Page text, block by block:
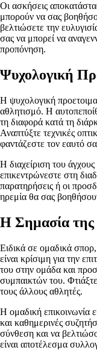
Οι ασκήσεις
μπορούν να σας
βελτιώσετε την
σας να μπορεί να
προπόνηση.
Ψυχολογική
Η ψυχολογική
αθλητισμό. Η
τη διαφορά κατά τη
Αναπτύξτε τεχνικές
φαντάζεστε τον εαυτό
Η διαχείριση του
επικεντρώνεστε στη
παρατηρήσεις ή οι
ηρεμία θα σας
Η Σημασία της
Ειδικά σε ομαδικά
είναι κρίσιμη για την
του στην ομάδα και
συμπαικτών του.
τους άλλους αθλητές.
Η ομαδική επικοινωνία
και καθημερινές
σύνθεση και να
είναι αποτέλεσμα